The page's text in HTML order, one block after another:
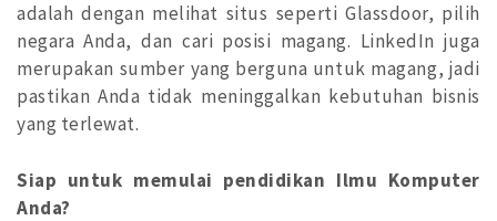
adalah dengan melihat situs seperti Glassdoor, pilih
negara Anda, dan cari posisi magang. LinkedIn juga
merupakan sumber yang berguna untuk magang, jadi
pastikan Anda tidak meninggalkan kebutuhan bisnis
yang terlewat.
Siap untuk memulai pendidikan Ilmu Komputer
Anda?